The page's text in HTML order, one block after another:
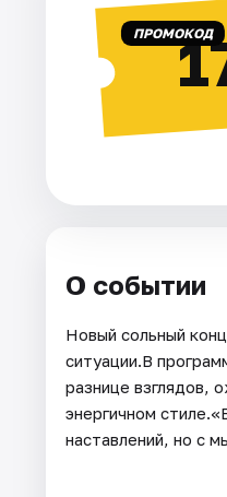
ПРОМОКОД
О событии
Новый сольный
ситуации.В
разнице взглядов,
энергичном
наставлений, но с